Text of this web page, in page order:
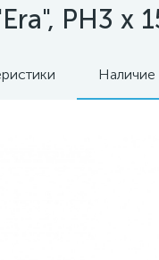
PH3 х
Наличие